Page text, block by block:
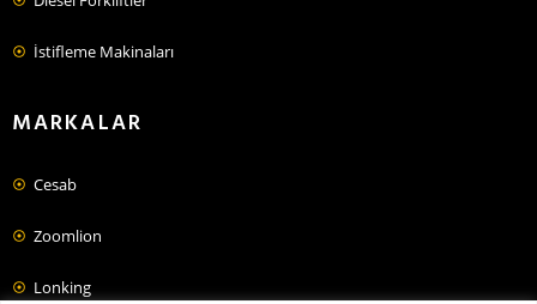
İstifleme Makinaları
MARKALAR
Cesab
Zoomlion
Lonking